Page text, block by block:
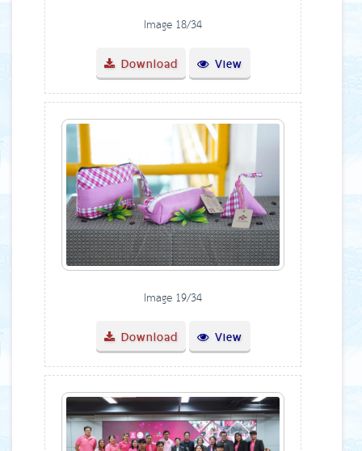
Image 18/34
Download View
Image 19/34
Download View